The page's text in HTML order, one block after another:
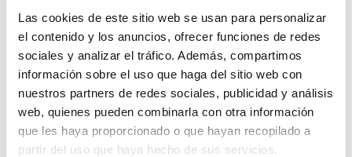
Las cookies de este sitio web se usan para personalizar
el contenido y los anuncios, ofrecer funciones de redes
sociales y analizar el tráfico. Además, compartimos
información sobre el uso que haga del sitio web con
nuestros partners de redes sociales, publicidad y análisis
web, quienes pueden combinarla con otra información
que les haya proporcionado o que hayan recopilado a
partir del uso que haya hecho de sus servicios.
INFORMACIÓ DE LA MARCA
COMPLETA LA TEVA COMPRA
COMPARTIR